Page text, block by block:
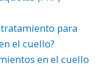
para
el cuello?
en el cuello